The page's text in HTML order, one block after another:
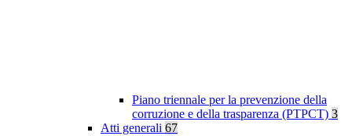
Piano triennale per la prevenzione della
corruzione e della trasparenza (PTPCT) 3
Atti generali 67